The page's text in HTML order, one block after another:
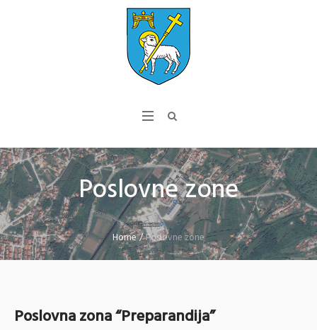
Poslovne zone
Home/Poslovne zone
Poslovna zona “Preparandija”